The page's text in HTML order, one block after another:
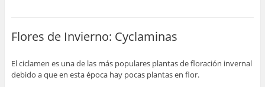
Flores de Invierno: Cyclaminas
El ciclamen es una de las más populares plantas de floración invernal
debido a que en esta época hay pocas plantas en flor.